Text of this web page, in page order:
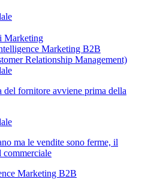
Marketing
Marketing B2B
Relationship Management)
del fornitore avviene prima della
ma le vendite sono ferme, il
commerciale
Marketing B2B